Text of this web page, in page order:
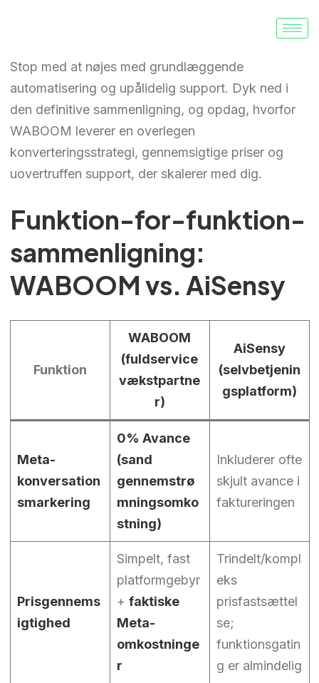
Stop med at nøjes med grundlæggende
automatisering og upålidelig support. Dyk ned i
den definitive sammenligning, og opdag, hvorfor
WABOOM leverer en overlegen
konverteringsstrategi, gennemsigtige priser og
uovertruffen support, der skalerer med dig.
Funktion-for-funktion-
sammenligning:
WABOOM vs. AiSensy
Funktion
WABOOM
(fuldservice
vækstpartne
r)
AiSensy
(selvbetjenin
gsplatform)
Meta-
konversation
smarkering
0% Avance
(sand
gennemstrø
mningsomko
stning)
Inkluderer ofte
skjult avance i
faktureringen
Prisgennems
igtighed
Simpelt, fast
platformgebyr
+ faktiske
Meta-
omkostninge
r
Trindelt/kompl
eks
prisfastsættel
se;
funktionsgatin
g er almindelig